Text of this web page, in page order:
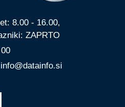
8.00 - 16.00,
ZAPRTO
info@datainfo.si